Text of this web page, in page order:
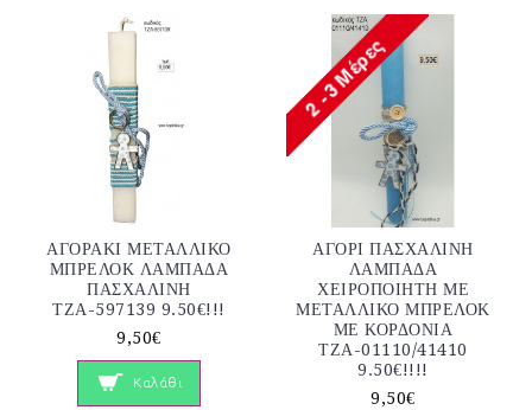
ΑΓΟΡΑΚΙ ΜΕΤΑΛΛΙΚΟ
ΜΠΡΕΛΟΚ ΛΑΜΠΑΔΑ
ΠΑΣΧΑΛΙΝΗ
ΤΖΑ-597139 9.50€!!!
9,50€
Καλάθι
ΑΓΟΡΙ ΠΑΣΧΑΛΙΝΗ
ΛΑΜΠΑΔΑ
ΧΕΙΡΟΠΟΙΗΤΗ ΜΕ
ΜΕΤΑΛΛΙΚΟ ΜΠΡΕΛΟΚ
ΜΕ ΚΟΡΔΟΝΙΑ
ΤΖΑ-01110/41410
9.50€!!!!
9,50€